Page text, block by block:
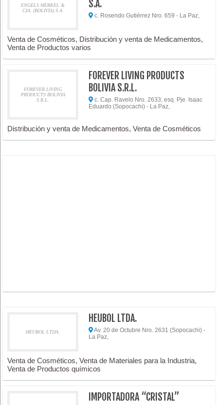
ENGELS MERKEL &
CIA. (BOLIVIA) S.A.
S.A.
c. Rosendo Gutiérrez Nro. 659 - La Paz,
Venta de Cosméticos, Distribución y venta de Medicamentos,
Venta de Productos varios
FOREVER LIVING
PRODUCTS BOLIVIA
S.R.L.
FOREVER LIVING PRODUCTS
BOLIVIA S.R.L.
c. Cap. Ravelo Nro. 2633, esq. Pje. Isaac
Eduardo (Sopocachi) - La Paz,
Distribución y venta de Medicamentos, Venta de Cosméticos
HEUBOL LTDA.
HEUBOL LTDA.
Av. 20 de Octubre Nro. 2631 (Sopocachi) -
La Paz,
Venta de Cosméticos, Venta de Materiales para la Industria,
Venta de Productos químicos
IMPORTADORA “CRISTAL”